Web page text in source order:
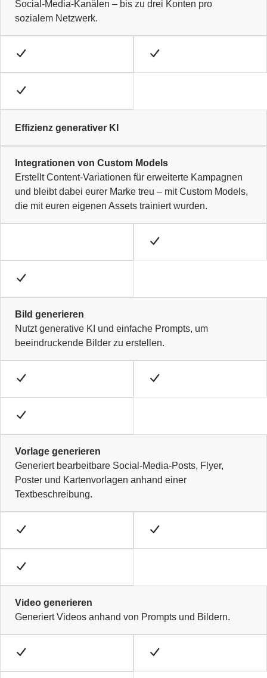
Social-Media-Kanälen – bis zu drei Konten pro
sozialem Netzwerk.
Effizienz generativer KI
Integrationen von Custom Models
Erstellt Content-Variationen für erweiterte Kampagnen
und bleibt dabei eurer Marke treu – mit Custom Models,
die mit euren eigenen Assets trainiert wurden.
Bild generieren
Nutzt generative KI und einfache Prompts, um
beeindruckende Bilder zu erstellen.
Vorlage generieren
Generiert bearbeitbare Social-Media-Posts, Flyer,
Poster und Kartenvorlagen anhand einer
Textbeschreibung.
Video generieren
Generiert Videos anhand von Prompts und Bildern.